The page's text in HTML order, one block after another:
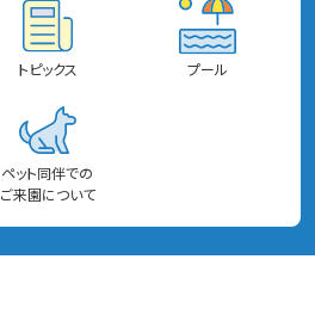
トピックス プール
ペット同伴での
ご来園について